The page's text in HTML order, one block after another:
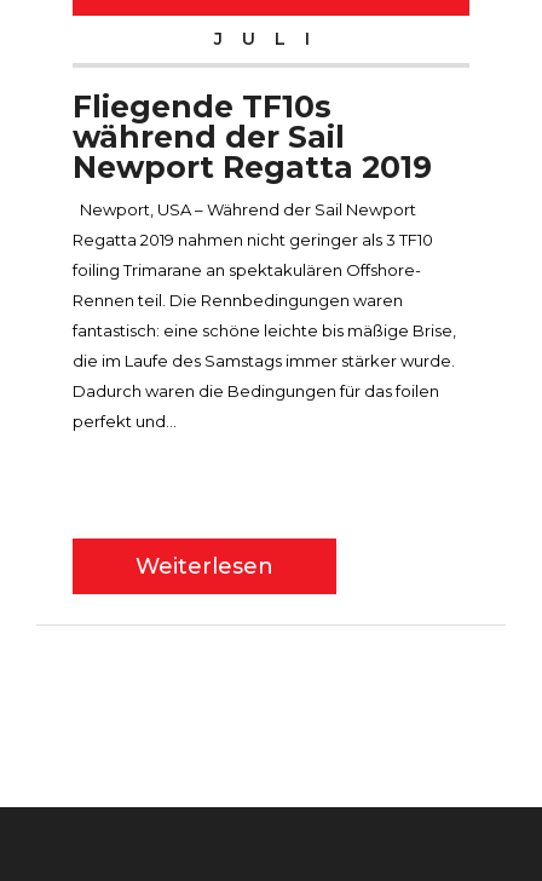
JULI
Fliegende TF10s
während der Sail
Newport Regatta 2019
Newport, USA – Während der Sail Newport
Regatta 2019 nahmen nicht geringer als 3 TF10
foiling Trimarane an spektakulären Offshore-
Rennen teil. Die Rennbedingungen waren
fantastisch: eine schöne leichte bis mäßige Brise,
die im Laufe des Samstags immer stärker wurde.
Dadurch waren die Bedingungen für das foilen
perfekt und...
Weiterlesen